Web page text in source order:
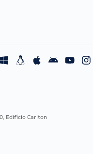
Edifício Carlton